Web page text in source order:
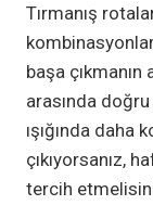
Tırmanış
başa çıkmanın
arasında
ışığında daha
çıkıyorsanız,
tercih